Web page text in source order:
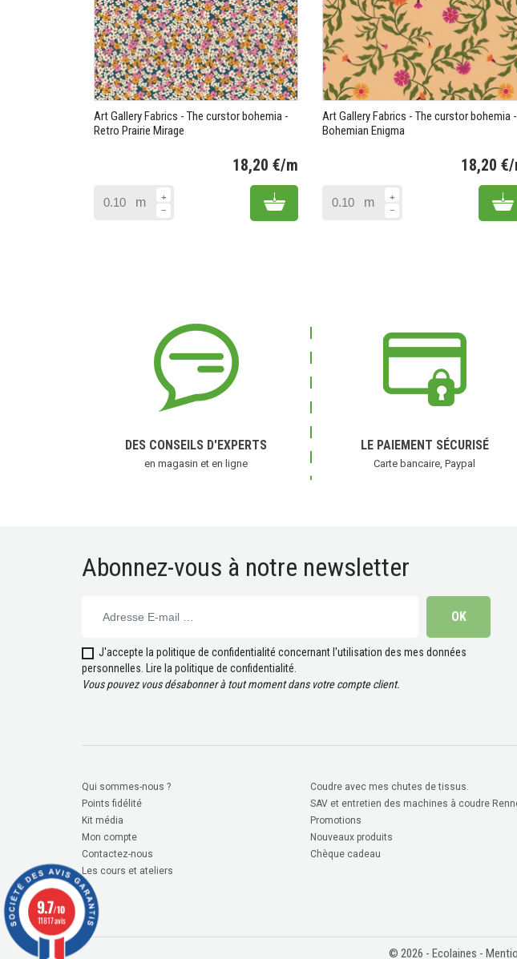
Art Gallery Fabrics - The curstor bohemia -
Retro Prairie Mirage
18,20 €/m
m Add to cart
Art Gallery Fabrics - The curstor bohemia -
Bohemian Enigma
18,20
m
DES CONSEILS D'EXPERTS
en magasin et en ligne
LE PAIEMENT SÉCURISÉ
Carte bancaire, Paypal
Abonnez-vous à notre newsletter
J'accepte la politique de confidentialité concernant l'utilisation des mes données
personnelles. Lire la politique de confidentialité.
Vous pouvez vous désabonner à tout moment dans votre compte client.
Qui sommes-nous ?
Points fidélité
Kit média
Mon compte
Contactez-nous
Les cours et ateliers
Coudre avec mes chutes de tissus.
SAV et entretien des machines à coudre
Promotions
Nouveaux produits
Chèque cadeau
© 2026 - Ecolaines -
9.7/10
11817 avis